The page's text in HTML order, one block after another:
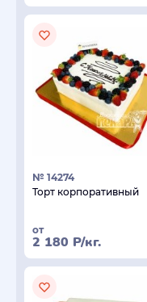
№ 14274
Торт корпоративный
от
2 180 Р/кг.